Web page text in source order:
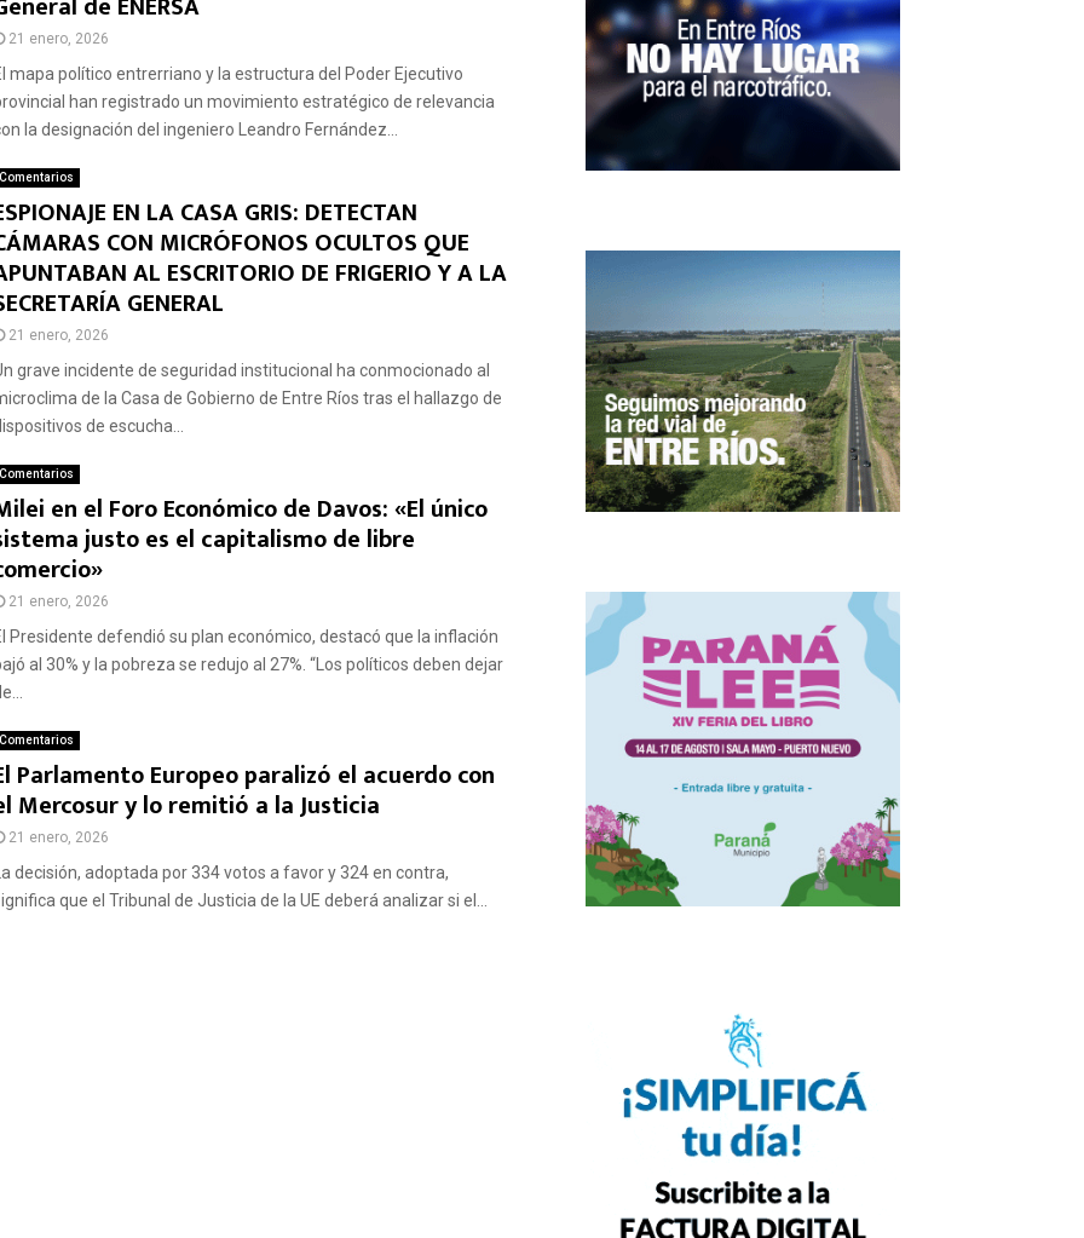
21 enero, 2026
mapa político entrerriano y la estructura del Poder Ejecutivo
han registrado un movimiento estratégico de relevancia
la designación del ingeniero Leandro Fernández...
Comentarios
EN LA CASA GRIS: DETECTAN
CON MICRÓFONOS OCULTOS QUE
AL ESCRITORIO DE FRIGERIO Y A LA
GENERAL
21 enero, 2026
grave incidente de seguridad institucional ha conmocionado al
de la Casa de Gobierno de Entre Ríos tras el hallazgo de
de escucha...
Comentarios
en el Foro Económico de Davos: «El único
justo es el capitalismo de libre
21 enero, 2026
Presidente defendió su plan económico, destacó que la inflación
al 30% y la pobreza se redujo al 27%. “Los políticos deben dejar
Comentarios
Parlamento Europeo paralizó el acuerdo con
Mercosur y lo remitió a la Justicia
21 enero, 2026
decisión, adoptada por 334 votos a favor y 324 en contra,
que el Tribunal de Justicia de la UE deberá analizar si el...